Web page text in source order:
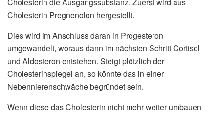
Cholesterin Pregnenolon hergestellt.
Dies wird im Anschluss daran in Progesteron
umgewandelt, woraus dann im nächsten Schritt Cortisol
und Aldosteron entstehen. Steigt plötzlich der
Cholesterinspiegel an, so könnte das in einer
Nebennierenschwäche begründet sein.
Wenn diese das Cholesterin nicht mehr weiter umbauen